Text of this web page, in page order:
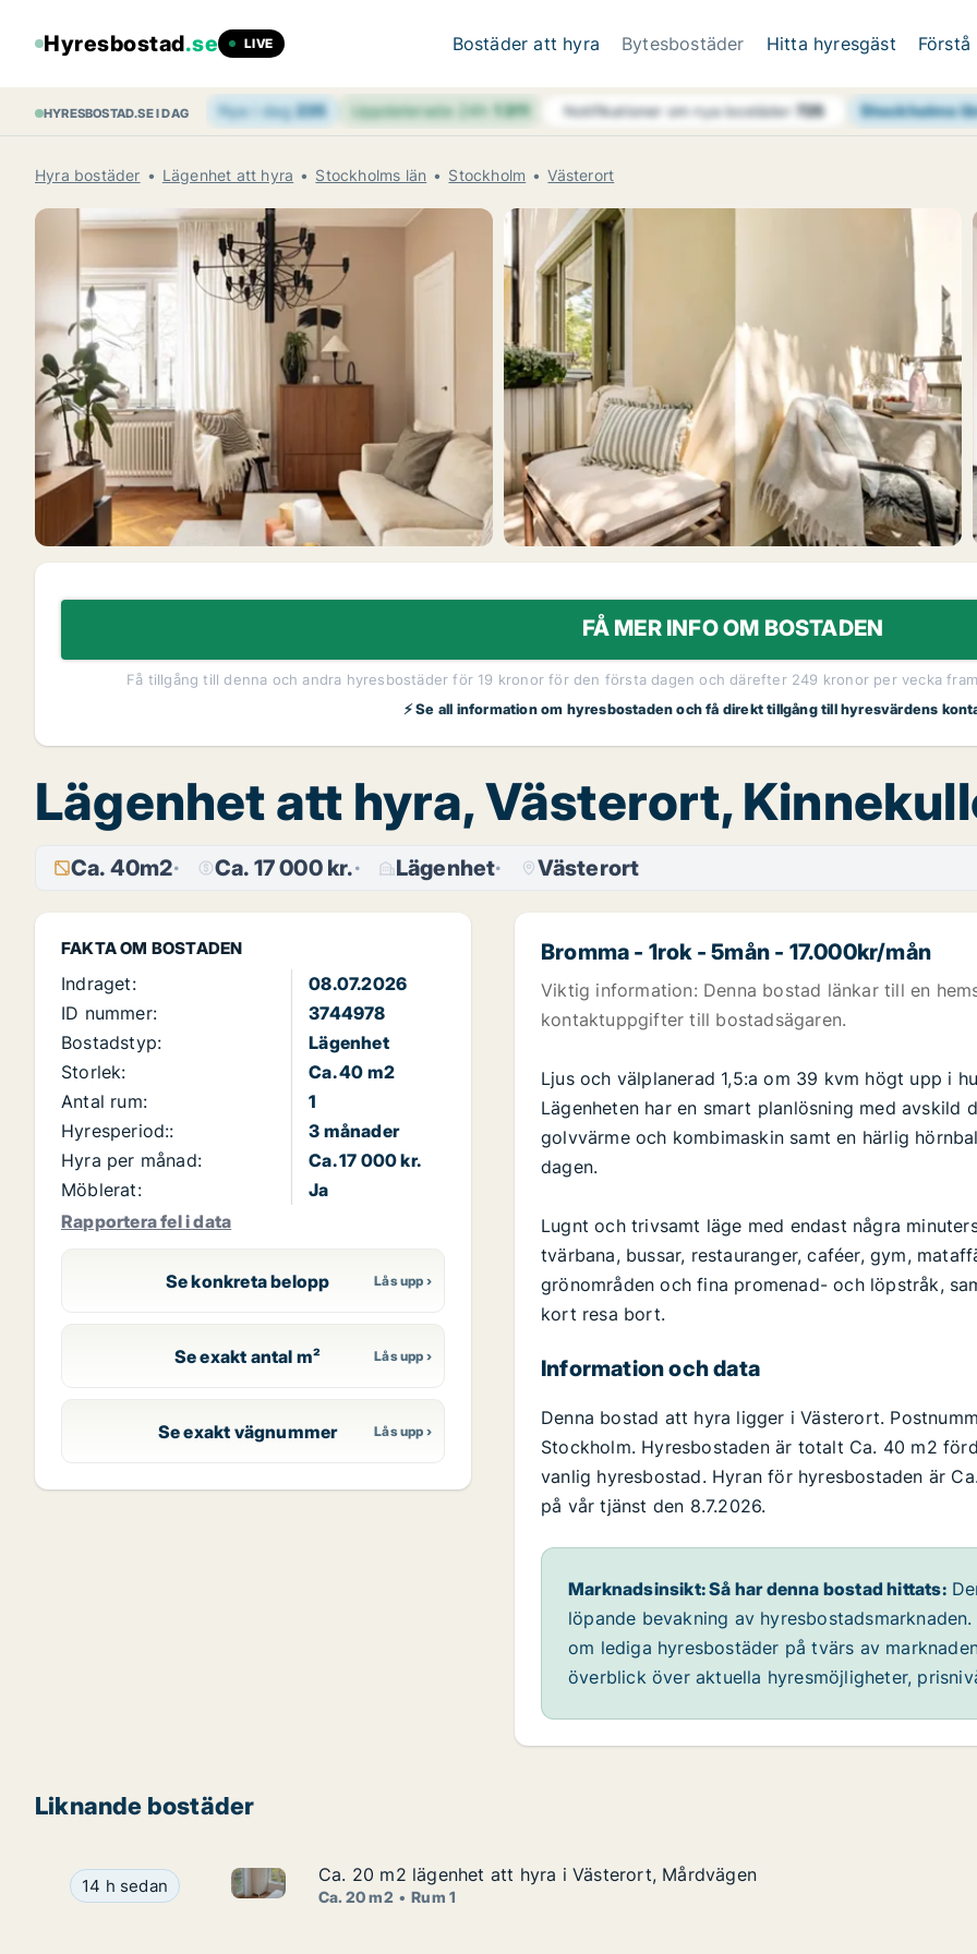
Hyresbostad.se LIVE Bostäder att hyra Bytesbostäder Hitta hyresgäst Förstå
HYRESBOSTAD.SE I DAG Nya i dag235 Uppdaterade 24h 1 311 Notifikationer om nya bostäder 725 Stockholms
Hyra bostäder Lägenhet att hyra Stockholms län Stockholm Västerort
FÅ MER INFO OM BOSTADEN
Få tillgång till denna och andra hyresbostäder för 19 kronor för den första dagen och därefter 249 kronor per vecka
⚡ Se all information om hyresbostaden och få direkt tillgång till hyresvärdens
Lägenhet att hyra, Västerort,
Ca. 40m2 Ca. 17 000 kr. Lägenhet Västerort
FAKTA OM BOSTADEN
Indraget:
08.07.2026
ID nummer:
3744978
Bostadstyp:
Lägenhet
Storlek:
Ca. 40 m2
Antal rum:
1
Hyresperiod::
3 månader
Hyra per månad:
Ca. 17 000 kr.
Möblerat:
Ja
Rapportera fel i data
Se konkreta belopp
Se exakt antal m²
Se exakt vägnummer
Bromma - 1rok - 5mån - 17.000kr/mån
Viktig information: Denna bostad länkar till en
kontaktuppgifter till bostadsägaren.
Ljus och välplanerad 1,5:a om 39 kvm högt upp i
Lägenheten har en smart planlösning med
golvvärme och kombimaskin samt en härlig
dagen.
Lugnt och trivsamt läge med endast några
tvärbana, bussar, restauranger, caféer, gym,
grönområden och fina promenad- och löpstråk,
kort resa bort.
Information och data
Denna bostad att hyra ligger i Västerort.
Stockholm. Hyresbostaden är totalt Ca. 40 m2
vanlig hyresbostad. Hyran för hyresbostaden är
på vår tjänst den 8.7.2026.
Marknadsinsikt: Så har denna bostad hittats:
löpande bevakning av
om lediga hyresbostäder på tvärs av
överblick över aktuella hyresmöjligheter,
Liknande bostäder
Ca. 20 m2 lägenhet att hyra i Västerort, Mårdvägen
14 h sedan Ca. 20 m2 lägenhet att hyra i Västerort, Mårdvägen
Ca. 20 m2 lägenhet att hyra i Västerort, Mårdvägen
Ca. 20 m2 lägenhet att hyra i Västerort, Mårdvägen
Ca. 20 m2 Rum 1